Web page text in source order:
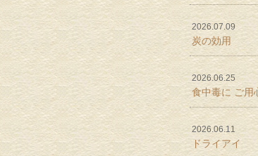
2026.07.09
炭の効用
2026.06.25
食中毒に ご用
2026.06.11
ドライアイ